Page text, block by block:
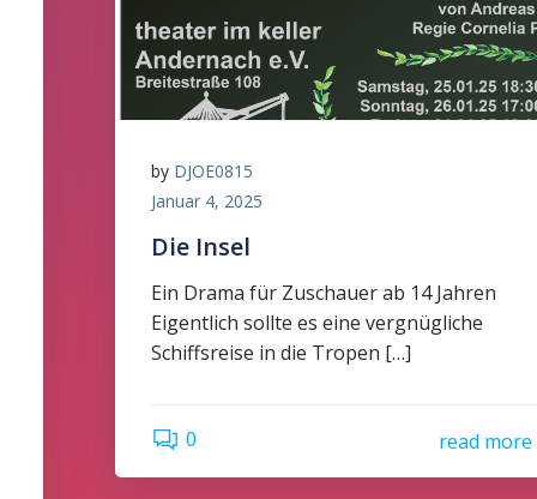
by DJOE0815
Januar 4, 2025
Die Insel
Ein Drama für Zuschauer ab 14 Jahren
Eigentlich sollte es eine vergnügliche
Schiffsreise in die Tropen […]
0 read more